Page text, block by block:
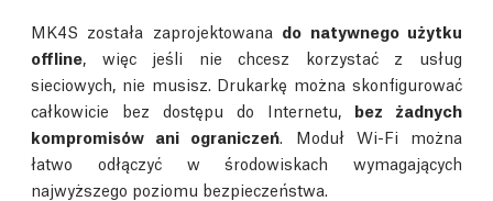
MK4S została zaprojektowana do natywnego użytku
offline , więc jeśli nie chcesz korzystać z usług
sieciowych, nie musisz. Drukarkę można skonfigurować
całkowicie bez dostępu do Internetu, bez żadnych
kompromisów ani ograniczeń . Moduł Wi-Fi można
łatwo odłączyć w środowiskach wymagających
najwyższego poziomu bezpieczeństwa.